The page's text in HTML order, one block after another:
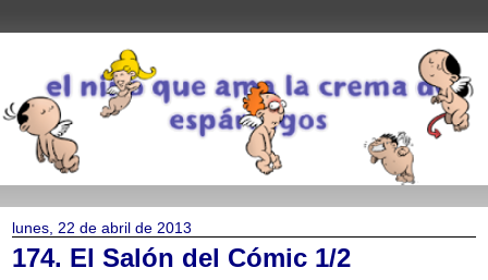
lunes, 22 de abril de 2013
174. El Salón del Cómic 1/2